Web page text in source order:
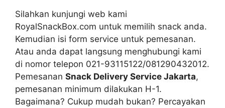
Silahkan kunjungi web kami
RoyalSnackBox.com untuk memilih snack anda.
Kemudian isi form service untuk pemesanan.
Atau anda dapat langsung menghubungi kami
di nomor telepon 021-93115122/081290432012.
Pemesanan Snack Delivery Service Jakarta,
pemesanan minimum dilakukan H-1.
Bagaimana? Cukup mudah bukan? Percayakan